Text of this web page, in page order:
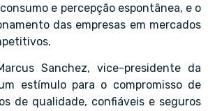
e percepção espontânea, e o
das empresas em mercados
Sanchez, vice-presidente da
estímulo para o compromisso de
de qualidade, confiáveis e seguros